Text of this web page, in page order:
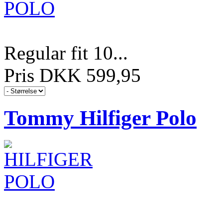
Regular fit 10...
Pris DKK 599,95
Tommy Hilfiger Polo